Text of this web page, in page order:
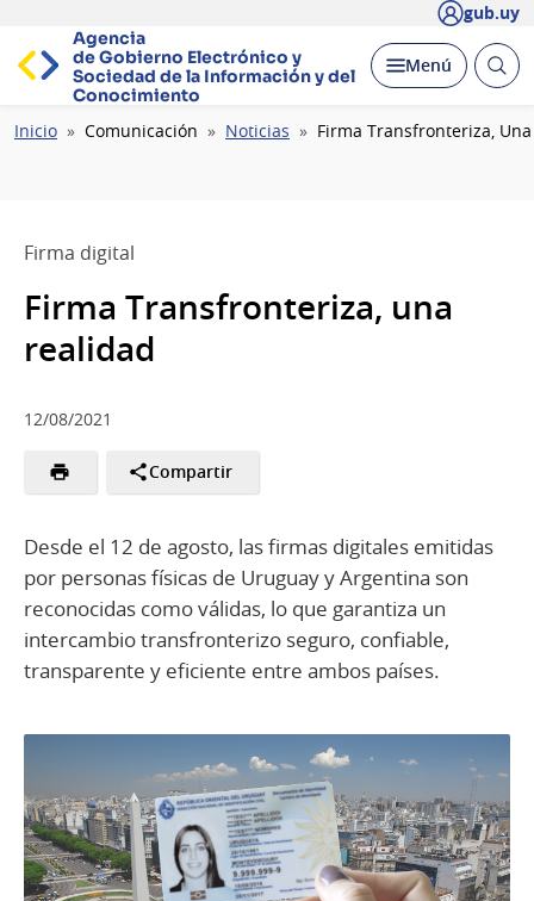
gub.uy
Agencia
de Gobierno Electrónico y
Sociedad de la Información y del
Conocimiento
Desplegar
Menú Abrir
Ruta
Inicio Comunicación Noticias Firma Transfronteriza,
Firma digital
Firma Transfronteriza, una
realidad
12/08/2021
Compartir
Desde el 12 de agosto, las firmas digitales emitidas
por personas físicas de Uruguay y Argentina son
reconocidas como válidas, lo que garantiza un
intercambio transfronterizo seguro, confiable,
transparente y eficiente entre ambos países.